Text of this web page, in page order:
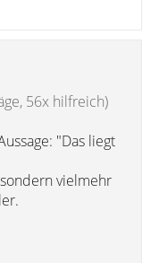
56x hilfreich)
"Das liegt
vielmehr